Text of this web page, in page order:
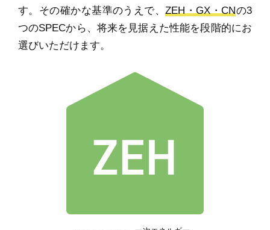
す。その確かな基準のうえで、ZEH・GX・CNの3
つのSPECから、将来を見据えた性能を段階的にお
選びいただけます。